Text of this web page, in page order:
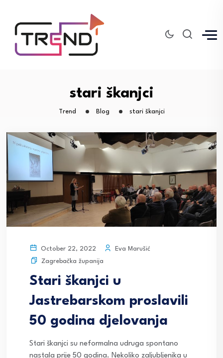
stari škanjci
Trend Blog stari škanjci
October 22, 2022
Eva Marušić
Zagrebačka županija
Stari škanjci u
Jastrebarskom proslavili
50 godina djelovanja
Stari škanjci su neformalna udruga spontano
nastala prije 50 godina. Nekoliko zaljubljenika u